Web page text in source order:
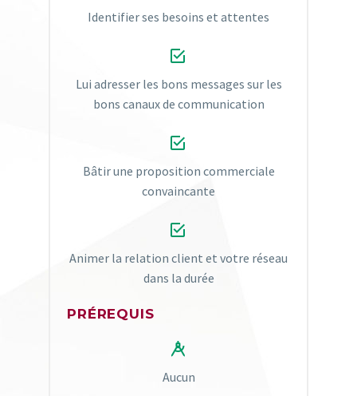
Identifier ses besoins et attentes


Lui adresser les bons messages sur les
bons canaux de communication


Bâtir une proposition commerciale
convaincante


Animer la relation client et votre réseau
dans la durée
PRÉREQUIS


Aucun